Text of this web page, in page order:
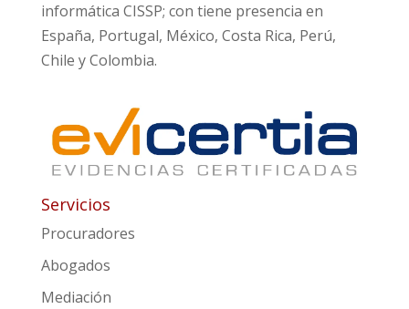
informática CISSP; con tiene presencia en
España, Portugal, México, Costa Rica, Perú,
Chile y Colombia.
Servicios
Procuradores
Abogados
Mediación